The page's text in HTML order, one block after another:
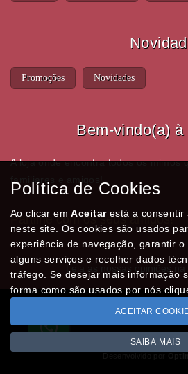
Promoções Novidades
Bem-vindo(a)
A loja onde encontra todos os mimos
familiares e amigos!
Partilhe com os seus amigos!
Leia as nossas opiniões na
Todos os valores incluem IVA à
Copyright ©
Política de Cookies
Ao clicar emAceitarestá a consentir
neste site. Os cookies são usados
experiência de navegação, garantir
alguns serviços e recolher dados
tráfego. Se desejar mais informação
forma como são usados por nós
ACEITAR
SAIBA MAIS